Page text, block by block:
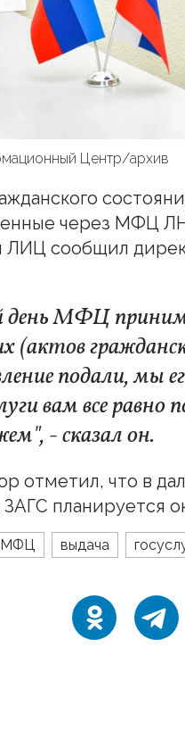
Центр/архив
через МФЦ
ЛИЦ сообщил
день МФЦ
(актов
подали, мы
вам все
- сказал он.
отметил, что в
ЗАГС планируется
МФЦ выдача